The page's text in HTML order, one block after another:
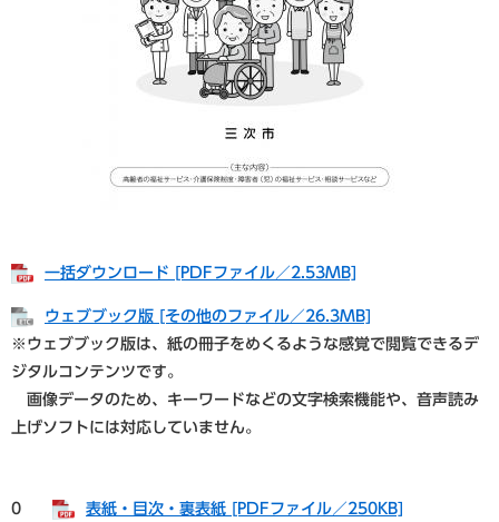
一括ダウンロード [PDFファイル／2.53MB]
ウェブブック版 [その他のファイル／26.3MB]
※ウェブブック版は、紙の冊子をめくるような感覚で閲覧できるデ
ジタルコンテンツです。
画像データのため、キーワードなどの文字検索機能や、音声読み
上げソフトには対応していません。
0
表紙・目次・裏表紙 [PDFファイル／250KB]